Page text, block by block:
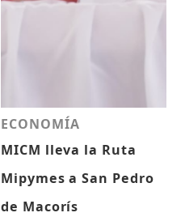
ECONOMÍA
MICM lleva la Ruta
Mipymes a San Pedro
de Macorís